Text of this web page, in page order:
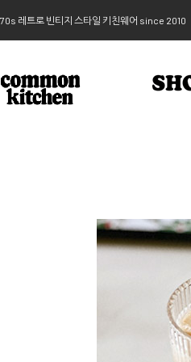
70s 레트로 빈티지 스타일 키친웨어 since 2010